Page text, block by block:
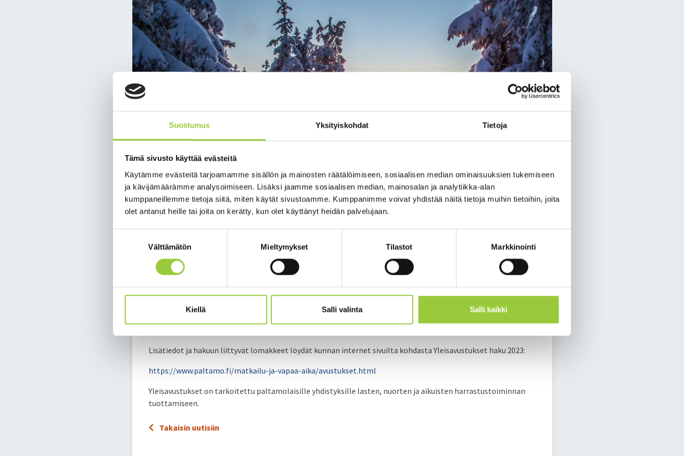
Suostumus Yksityiskohdat Tietoja
Tämä sivusto käyttää evästeitä
Käytämme evästeitä tarjoamamme sisällön ja mainosten räätälöimiseen, sosiaalisen median ominaisuuksien tukemiseen
ja kävijämäärämme analysoimiseen. Lisäksi jaamme sosiaalisen median, mainosalan ja analytiikka-alan
kumppaneillemme tietoja siitä, miten käytät sivustoamme. Kumppanimme voivat yhdistää näitä tietoja muihin tietoihin, joita
olet antanut heille tai joita on kerätty, kun olet käyttänyt heidän palvelujaan.
Välttämätön Mieltymykset Tilastot Markkinointi
Kiellä Salli valinta Salli kaikki
Vuoden 2023 syksyn yleisavustusten haku päättyy 1.2.2024
Vuoden 2023 syksyn yleisavustusten haku päättyy 1.2.2024
Lisätiedot ja hakuun liittyvät lomakkeet löydät kunnan internet sivuilta kohdasta Yleisavustukset haku 2023:
https://www.paltamo.fi/matkailu-ja-vapaa-aika/avustukset.html
Yleisavustukset on tarkoitettu paltamolaisille yhdistyksille lasten, nuorten ja aikuisten harrastustoiminnan
tuottamiseen.
Takaisin uutisiin